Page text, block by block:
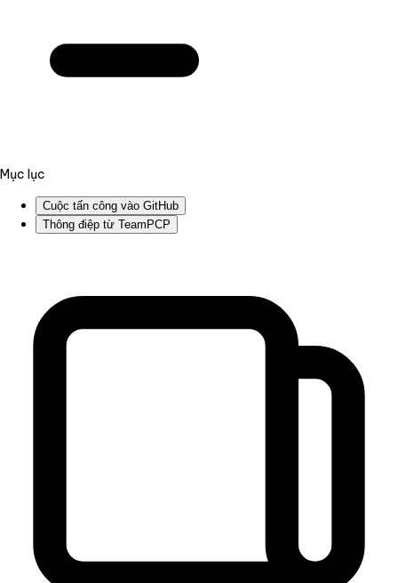
Mục lục
Cuộc tấn công vào GitHub
Thông điệp từ TeamPCP